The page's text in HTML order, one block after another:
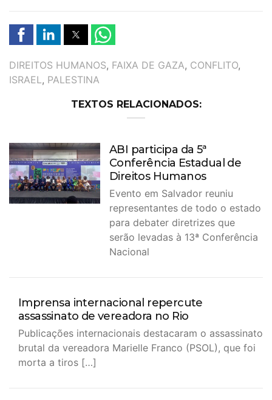
TAGS
DIREITOS HUMANOS, FAIXA DE GAZA, CONFLITO,
ISRAEL, PALESTINA
TEXTOS RELACIONADOS:
ABI participa da 5ª
Conferência Estadual de
Direitos Humanos
Evento em Salvador reuniu
representantes de todo o estado
para debater diretrizes que
serão levadas à 13ª Conferência
Nacional
Imprensa internacional repercute
assassinato de vereadora no Rio
Publicações internacionais destacaram o assassinato
brutal da vereadora Marielle Franco (PSOL), que foi
morta a tiros […]